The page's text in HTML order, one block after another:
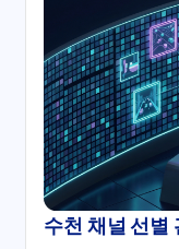
수천 채널 선별